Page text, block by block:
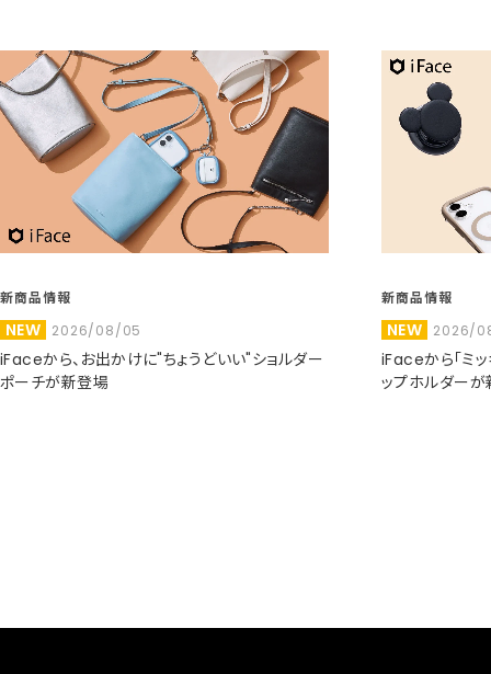
新商品情報
NEW 2026/08/05
iFaceから、お出かけに"ちょうどいい"ショルダー
ポーチが新登場
新商品情報
NEW 2026/
iFaceから「ミ
ップホルダー